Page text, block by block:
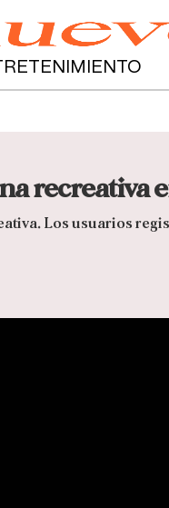
recreativa
Los usuarios